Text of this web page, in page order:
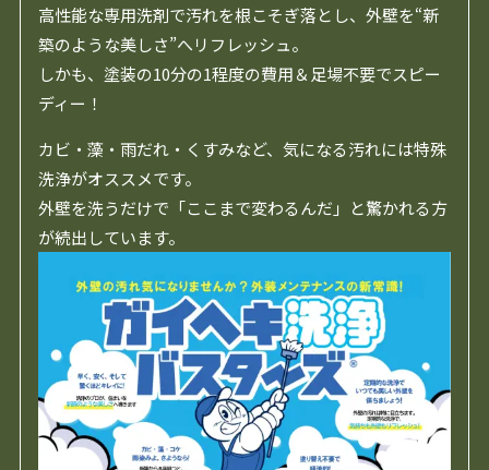
高性能な専用洗剤で汚れを根こそぎ落とし、外壁を“新
築のような美しさ”へリフレッシュ。
しかも、塗装の10分の1程度の費用＆足場不要でスピー
ディー！
カビ・藻・雨だれ・くすみなど、気になる汚れには特殊
洗浄がオススメです。
外壁を洗うだけで「ここまで変わるんだ」と驚かれる方
が続出しています。